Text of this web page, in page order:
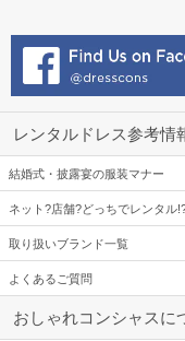
レンタルドレス参考情
結婚式・披露宴の服装マナー
ネット?店舗?どっちでレンタル
取り扱いブランド一覧
よくあるご質問
おしゃれコンシャスに